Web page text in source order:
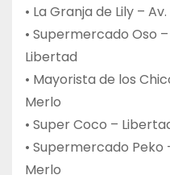
• La Granja de Lily –
• Supermercado Oso
Libertad
• Mayorista de los
Merlo
• Super Coco –
• Supermercado Peko
Merlo